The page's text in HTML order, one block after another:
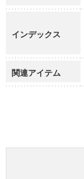
インデックス
関連アイテム